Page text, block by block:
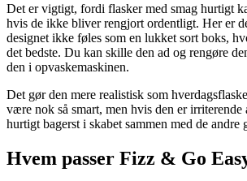
Det er vigtigt, fordi flasker med smag hurtigt
hvis de ikke bliver rengjort ordentligt. Her er
designet ikke føles som en lukket sort boks,
det bedste. Du kan skille den ad og rengøre
den i opvaskemaskinen.
Det gør den mere realistisk som
være nok så smart, men hvis den er irriterende
hurtigt bagerst i skabet sammen med de andre
Hvem passer Fizz & Go